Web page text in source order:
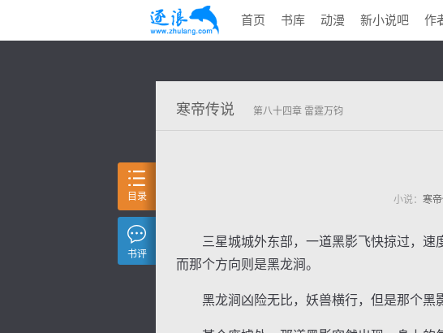
首页 书库 动漫 新小说吧 作
寒帝传说 第八十四章 雷霆万钧
小说： 寒
三星城城外东部，一道黑影飞快掠过，速度
而那个方向则是黑龙涧。
黑龙涧凶险无比，妖兽横行，但是那个黑影
目录
书评